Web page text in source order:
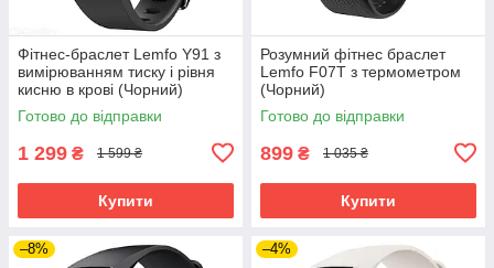
Фітнес-браслет Lemfo Y91 з
вимірюванням тиску і рівня
кисню в крові (Чорний)
Готово до відправки
1 299 ₴ 1 599 ₴
Купити
Розумний фітнес браслет
Lemfo F07T з термометром
(Чорний)
Готово до відправки
899 ₴ 1 035 ₴
Купити
–8% –4%